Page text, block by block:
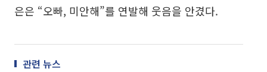
은은 “오빠, 미안해”를 연발해 웃음을 안겼다.
관련 뉴스